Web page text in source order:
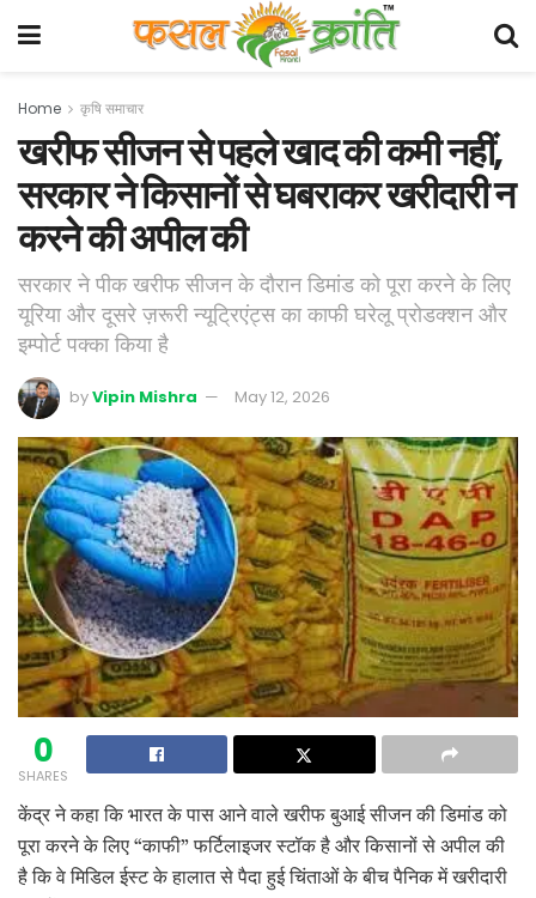
Home कृषि समाचार
खरीफ सीजन से पहले खाद की कमी नहीं,
सरकार ने किसानों से घबराकर खरीदारी न
करने की अपील की
सरकार ने पीक खरीफ सीजन के दौरान डिमांड को पूरा करने के लिए
यूरिया और दूसरे ज़रूरी न्यूट्रिएंट्स का काफी घरेलू प्रोडक्शन और
इम्पोर्ट पक्का किया है
byVipin Mishra May 12, 2026
0
SHARES
केंद्र ने कहा कि भारत के पास आने वाले खरीफ बुआई सीजन की डिमांड को
पूरा करने के लिए “काफी” फर्टिलाइजर स्टॉक है और किसानों से अपील की
है कि वे मिडिल ईस्ट के हालात से पैदा हुई चिंताओं के बीच पैनिक में खरीदारी